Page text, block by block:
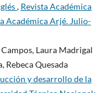
, Revista Académica
Académica Arjé. Julio-
Laura Madrigal
Rebeca Quesada
y desarrollo de la